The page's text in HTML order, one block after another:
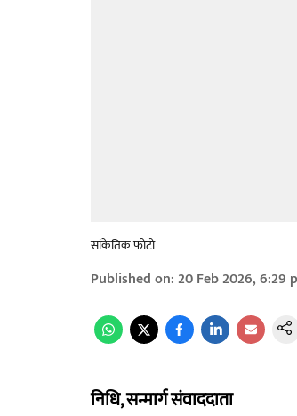
सांकेतिक फोटो
Published on:20 Feb 2026, 6:29
निधि, सन्मार्ग संवाददाता